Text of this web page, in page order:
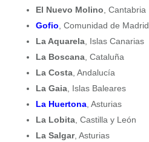
El Nuevo Molino , Cantabria
Gofio , Comunidad de Madrid
La Aquarela, Islas Canarias
La Boscana, Cataluña
La Costa, Andalucía
La Gaia, Islas Baleares
La Huertona, Asturias
La Lobita, Castilla y León
La Salgar, Asturias